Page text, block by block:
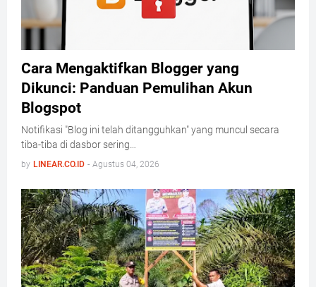
Cara Mengaktifkan Blogger yang
Dikunci: Panduan Pemulihan Akun
Blogspot
Notifikasi "Blog ini telah ditangguhkan" yang muncul secara
tiba-tiba di dasbor sering…
by LINEAR.CO.ID - Agustus 04, 2026